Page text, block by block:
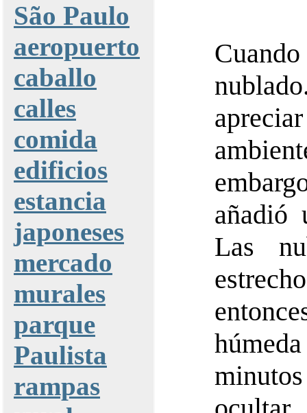
São Paulo
aeropuerto
caballo
calles
comida
edificios
estancia
japoneses
mercado
murales
parque
Paulista
rampas
añadió
Las